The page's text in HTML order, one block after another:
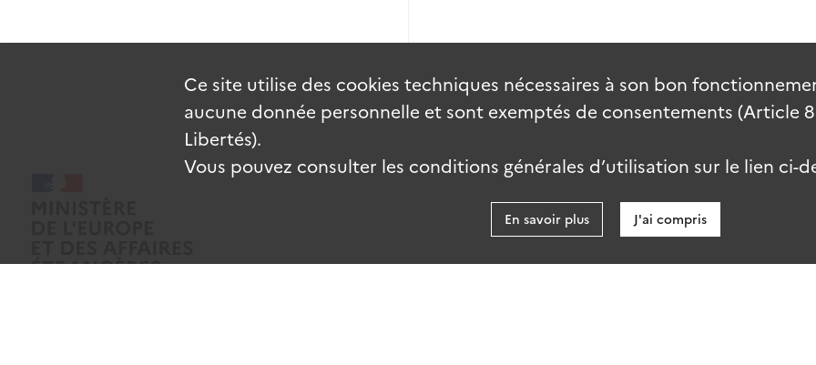
Ce site utilise des cookies techniques nécessaires à son bon
aucune donnée personnelle et sont exemptés de consentements (Article
Libertés).
Vous pouvez consulter les conditions générales d’utilisation sur le lien ci-
En savoir plus J'ai compris